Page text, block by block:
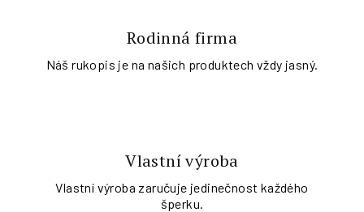
Rodinná firma
Náš rukopis je na našich produktech vždy jasný.
Vlastní výroba
Vlastní výroba zaručuje jedinečnost každého
šperku.